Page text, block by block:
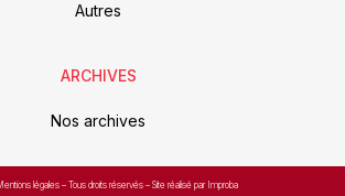
Autres
ARCHIVES
Nos archives
légales – Tous droits réservés – Site réalisé par Improba